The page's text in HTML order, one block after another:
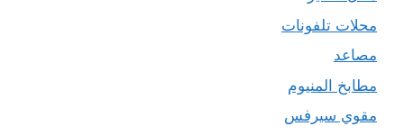
محلات تلفونات
مصاعد
مطابخ المنيوم
مقوي سيرفس